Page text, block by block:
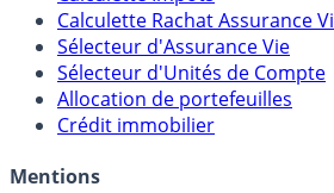
Calculateur d'intérêts
Calculette Impôts
Calculette Rachat Assurance Vie
Sélecteur d'Assurance Vie
Sélecteur d'Unités de Compte
Crédit immobilier